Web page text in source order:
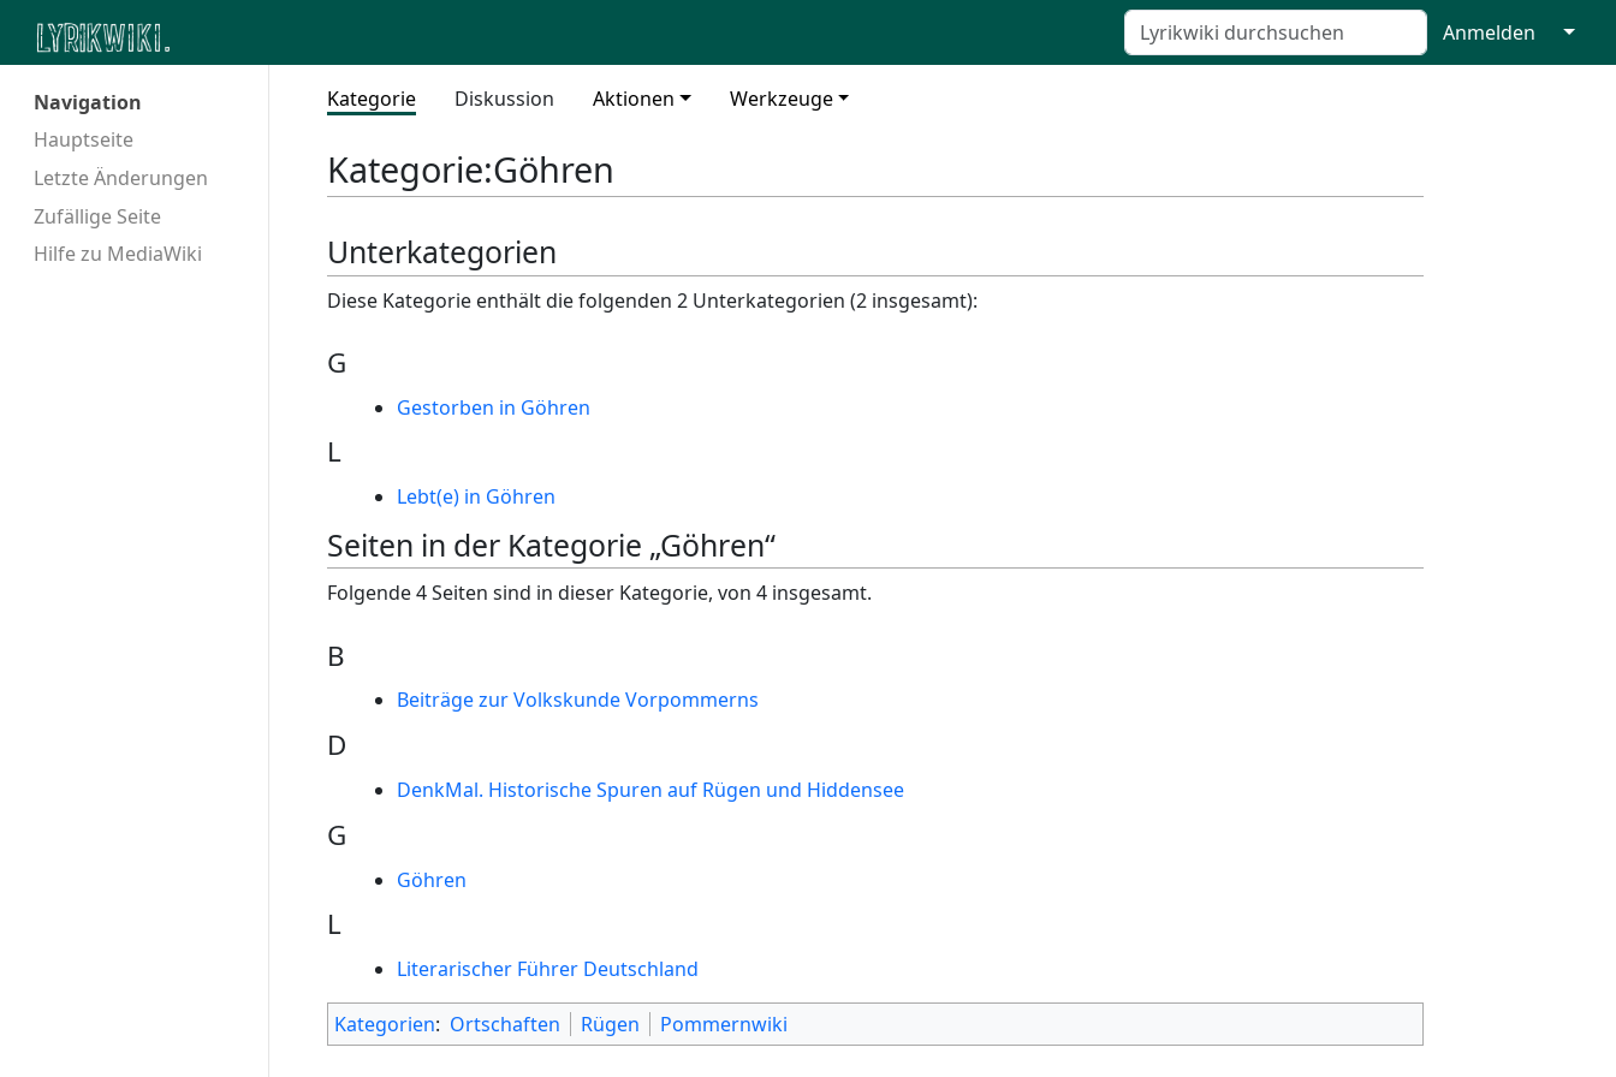
Anmelden ↓
Navigation
Hauptseite
Letzte Änderungen
Zufällige Seite
Hilfe zu MediaWiki
Kategorie Diskussion Aktionen Werkzeuge
Kategorie:Göhren
Unterkategorien
Diese Kategorie enthält die folgenden 2 Unterkategorien (2 insgesamt):
G
Gestorben in Göhren
L
Lebt(e) in Göhren
Seiten in der Kategorie „Göhren“
Folgende 4 Seiten sind in dieser Kategorie, von 4 insgesamt.
B
Beiträge zur Volkskunde Vorpommerns
D
DenkMal. Historische Spuren auf Rügen und Hiddensee
G
Göhren
L
Literarischer Führer Deutschland
Kategorien: Ortschaften Rügen Pommernwiki